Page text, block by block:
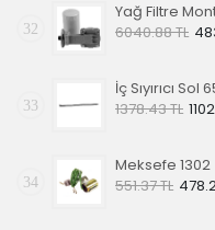
32
6040.88 TL
33
İç Sıyırıcı Sol
1378.43 TL
34
Meksefe 1302
551.37 TL